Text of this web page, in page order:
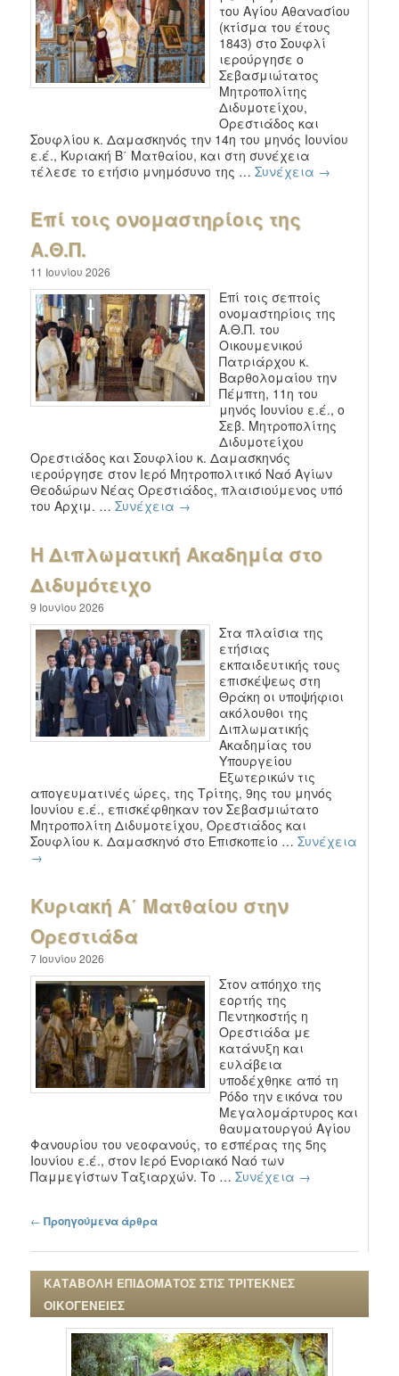
του Αγίου Αθανασίου
(κτίσμα του έτους
1843) στο Σουφλί
ιερούργησε ο
Σεβασμιώτατος
Μητροπολίτης
Διδυμοτείχου,
Ορεστιάδος και
Σουφλίου κ. Δαμασκηνός την 14η του μηνός Ιουνίου
ε.έ., Κυριακή Β΄ Ματθαίου, και στη συνέχεια
τέλεσε το ετήσιο μνημόσυνο της …Συνέχεια →
Επί τοις ονομαστηρίοις της
Α.Θ.Π.
11 Ιουνίου 2026
Επί τοις σεπτοίς
ονομαστηρίοις της
Α.Θ.Π. του
Οικουμενικού
Πατριάρχου κ.
Βαρθολομαίου την
Πέμπτη, 11η του
μηνός Ιουνίου ε.έ., ο
Σεβ. Μητροπολίτης
Διδυμοτείχου
Ορεστιάδος και Σουφλίου κ. Δαμασκηνός
ιερούργησε στον Ιερό Μητροπολιτικό Ναό Αγίων
Θεοδώρων Νέας Ορεστιάδος, πλαισιούμενος υπό
του Αρχιμ. …Συνέχεια →
Η Διπλωματική Ακαδημία στο
Διδυμότειχο
9 Ιουνίου 2026
Στα πλαίσια της
ετήσιας
εκπαιδευτικής τους
επισκέψεως στη
Θράκη οι υποψήφιοι
ακόλουθοι της
Διπλωματικής
Ακαδημίας του
Υπουργείου
Εξωτερικών τις
απογευματινές ώρες, της Τρίτης, 9ης του μηνός
Ιουνίου ε.έ., επισκέφθηκαν τον Σεβασμιώτατο
Μητροπολίτη Διδυμοτείχου, Ορεστιάδος και
Σουφλίου κ. Δαμασκηνό στο Επισκοπείο …Συνέχεια
→
Κυριακή Α΄ Ματθαίου στην
Ορεστιάδα
7 Ιουνίου 2026
Στον απόηχο της
εορτής της
Πεντηκοστής η
Ορεστιάδα με
κατάνυξη και
ευλάβεια
υποδέχθηκε από τη
Ρόδο την εικόνα του
Μεγαλομάρτυρος και
θαυματουργού Αγίου
Φανουρίου του νεοφανούς, το εσπέρας της 5ης
Ιουνίου ε.έ., στον Ιερό Ενοριακό Ναό των
Παμμεγίστων Ταξιαρχών. Το …Συνέχεια →
Πλοήγηση στα άρθρα
← Προηγούμενα άρθρα
ΚΑΤΑΒΟΛΗ ΕΠΙΔΟΜΑΤΟΣ ΣΤΙΣ ΤΡΙΤΕΚΝΕΣ
ΟΙΚΟΓΕΝΕΙΕΣ